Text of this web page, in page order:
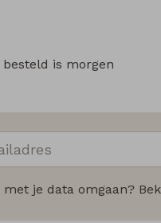
is morgen
met je data omgaan?